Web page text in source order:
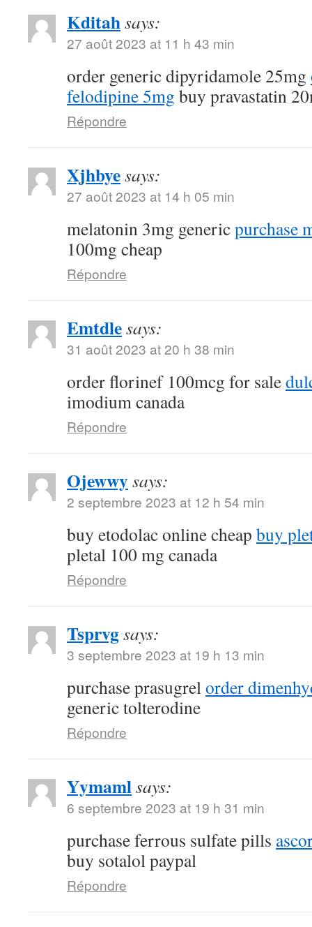
Kditahsays:
27 août 2023 at 11 h 43 min
order generic dipyridamole 25mg
felodipine 5mg buy pravastatin
Répondre
Xjhbyesays:
27 août 2023 at 14 h 05 min
melatonin 3mg genericpurchase
100mg cheap
Répondre
Emtdlesays:
31 août 2023 at 20 h 38 min
order florinef 100mcg for sale
imodium canada
Répondre
Ojewwysays:
2 septembre 2023 at 12 h 54 min
buy etodolac online cheap buy
pletal 100 mg canada
Répondre
Tsprvgsays:
3 septembre 2023 at 19 h 13 min
purchase prasugrelorder
generic tolterodine
Répondre
Yymamlsays:
6 septembre 2023 at 19 h 31 min
purchase ferrous sulfate pills
buy sotalol paypal
Répondre